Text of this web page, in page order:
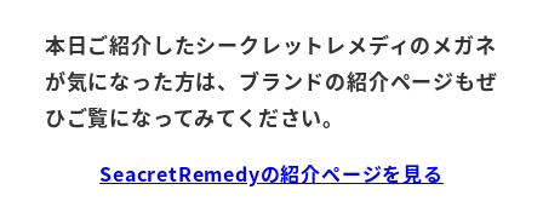
本日ご紹介したシークレットレメディのメガネ
が気になった方は、ブランドの紹介ページもぜ
ひご覧になってみてください。
SeacretRemedyの紹介ページを見る